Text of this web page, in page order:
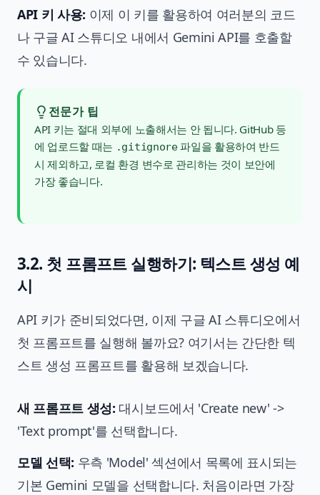
API 키 사용: 이제 이 키를 활용하여 여러분의 코드
나 구글 AI 스튜디오 내에서 Gemini API를 호출할
수 있습니다.
전문가 팁
API 키는 절대 외부에 노출해서는 안 됩니다. GitHub 등
에 업로드할 때는 .gitignore파일을 활용하여 반드
시 제외하고, 로컬 환경 변수로 관리하는 것이 보안에
가장 좋습니다.
3.2. 첫 프롬프트 실행하기: 텍스트 생성 예
시
API 키가 준비되었다면, 이제 구글 AI 스튜디오에서
첫 프롬프트를 실행해 볼까요? 여기서는 간단한 텍
스트 생성 프롬프트를 활용해 보겠습니다.
새 프롬프트 생성: 대시보드에서 'Create new' ->
'Text prompt'를 선택합니다.
모델 선택: 우측 'Model' 섹션에서 목록에 표시되는
기본 Gemini 모델을 선택합니다. 처음이라면 가장